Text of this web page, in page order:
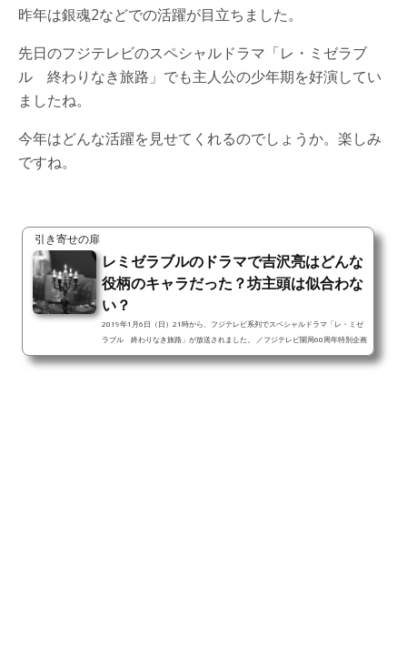
昨年は銀魂2などでの活躍が目立ちました。
先日のフジテレビのスペシャルドラマ「レ・ミゼラブ
ル 終わりなき旅路」でも主人公の少年期を好演してい
ましたね。
今年はどんな活躍を見せてくれるのでしょうか。楽しみ
ですね。
引き寄せの扉
レミゼラブルのドラマで吉沢亮はどんな
役柄のキャラだった？坊主頭は似合わな
い？
2019年1月6日（日）21時から、フジテレビ系列でスペシャルドラマ「レ・ミゼ
ラブル 終わりなき旅路」が放送されました。 ／フジテレビ開局60周年特別企画
『レ・ミゼラブル 終わりなき旅路』＼改めまして皆様、ご視聴ありがとうござい
ました
これにて公式Twitter
終了です。短い期間でしたが応援ありがとうござ